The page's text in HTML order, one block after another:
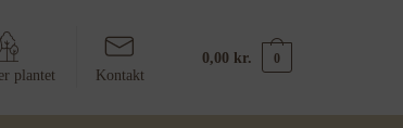
plantet Kontakt
0,00 kr. 0